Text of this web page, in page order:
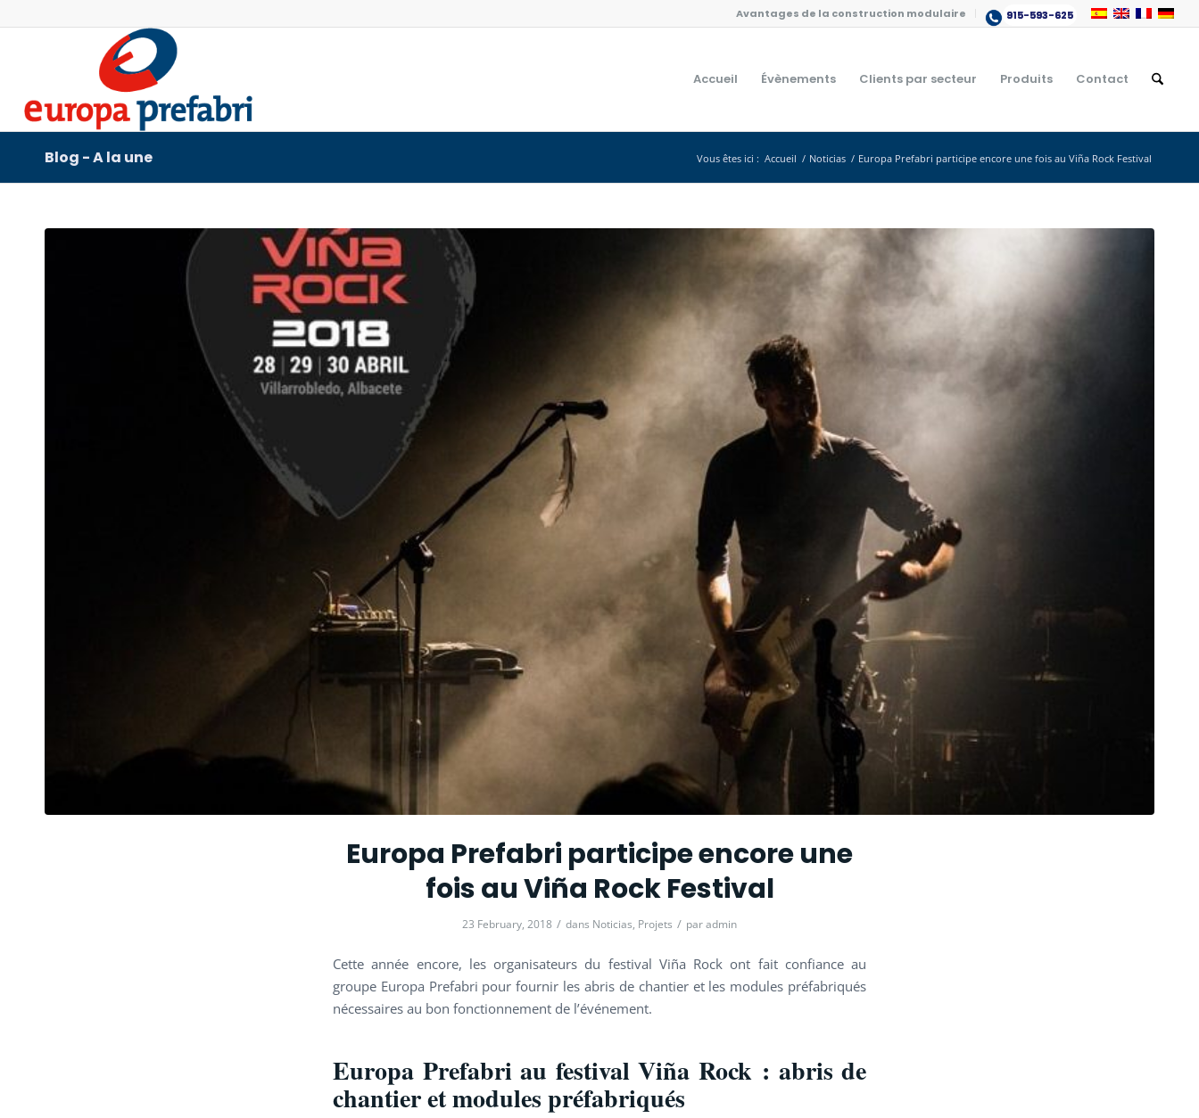
Avantages de la construction modulaire 915-593-625
Accueil Évènements Clients par secteur Produits Contact
Blog - A la une Vous êtes ici : Accueil / Noticias / Europa Prefabri participe encore une fois au Viña Rock Festival
Europa Prefabri participe encore une
fois au Viña Rock Festival
23 February, 2018 / dans Noticias, Projets / paradmin
Cette année encore, les organisateurs du festival Viña Rock ont fait confiance au
groupe Europa Prefabri pour fournir les abris de chantier et les modules préfabriqués
nécessaires au bon fonctionnement de l’événement.
Europa Prefabri au festival Viña Rock : abris de
chantier et modules préfabriqués